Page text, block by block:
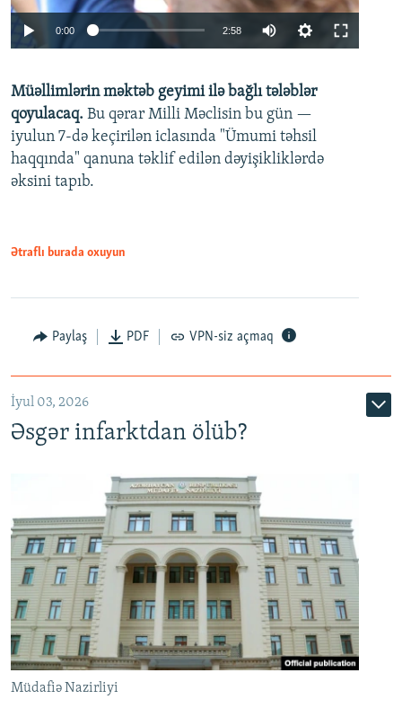
Auto 240p 360p 480p
720p 1080p
0:00 2:58
360p
480p
720p
Müəllimlərin məktəb geyimi ilə bağlı tələblər
qoyulacaq. Bu qərar Milli Məclisin bu gün —
iyulun 7-də keçirilən iclasında "Ümumi təhsil
haqqında" qanuna təklif edilən dəyişikliklərdə
əksini tapıb.
Ətraflı burada oxuyun
Paylaş PDF VPN-siz açmaq
İyul 03, 2026
Əsgər infarktdan ölüb?
Müdafiə Nazirliyi